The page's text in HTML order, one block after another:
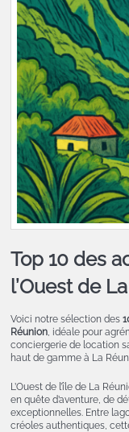
Top 10 des
l’Ouest de
Voici notre sélection des
Réunion, idéale pour
conciergerie de location
haut de gamme à La
L’Ouest de l’île de La
en quête d’aventure, de
exceptionnelles. Entre
créoles authentiques,